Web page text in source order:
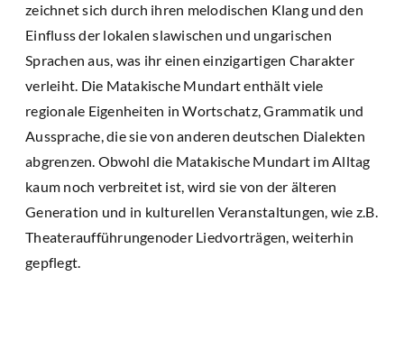
zeichnet sich durch ihren melodischen Klang und den
Einfluss der lokalen slawischen und ungarischen
Sprachen aus, was ihr einen einzigartigen Charakter
verleiht. Die Matakische Mundart enthält viele
regionale Eigenheiten in Wortschatz, Grammatik und
Aussprache, die sie von anderen deutschen Dialekten
abgrenzen. Obwohl die Matakische Mundart im Alltag
kaum noch verbreitet ist, wird sie von der älteren
Generation und in kulturellen Veranstaltungen, wie z.B.
Theateraufführungenoder Liedvorträgen, weiterhin
gepflegt.